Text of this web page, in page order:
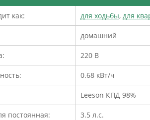
как: для ходьбы, для
домашний
220 В
0.68 кВт/ч
Leeson КПД 98%
постоянная: 3.5 л.с.